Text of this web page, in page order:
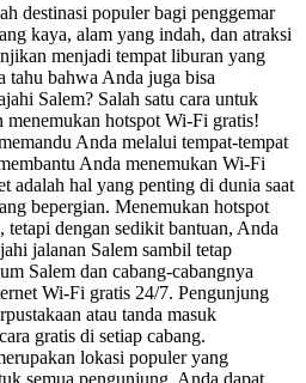
destinasi populer bagi penggemar
kaya, alam yang indah, dan atraksi
menjadi tempat liburan yang
tahu bahwa Anda juga bisa
Salem? Salah satu cara untuk
menemukan hotspot Wi-Fi gratis!
Anda melalui tempat-tempat
Anda menemukan Wi-Fi
hal yang penting di dunia saat
bepergian. Menemukan hotspot
dengan sedikit bantuan, Anda
jalanan Salem sambil tetap
Salem dan cabang-cabangnya
Wi-Fi gratis 24/7. Pengunjung
atau tanda masuk
gratis di setiap cabang.
lokasi populer yang
semua pengunjung. Anda dapat